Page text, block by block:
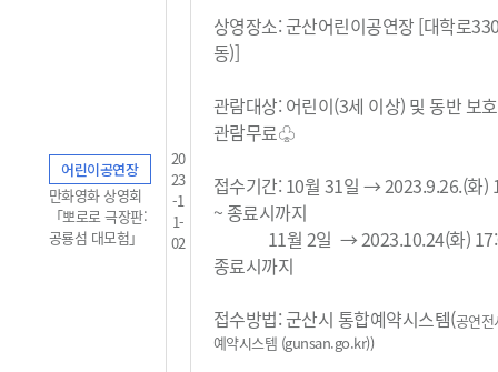
어린이공연장
만화영화 상영회
「뽀로로 극장판:
공룡섬 대모험」
20
23
-1
1-
02
상영장소: 군산어린이공연장 [대학로
동)]
관람대상: 어린이(3세 이상) 및 동반 보
관람무료♧
접수기간: 10월 31일 → 2023.9.26.(화)
~ 종료시까지
11월 2일 → 2023.10.24(화)
종료시까지
접수방법: 군산시 통합예약시스템(공연
예약시스템 (gunsan.go.kr))